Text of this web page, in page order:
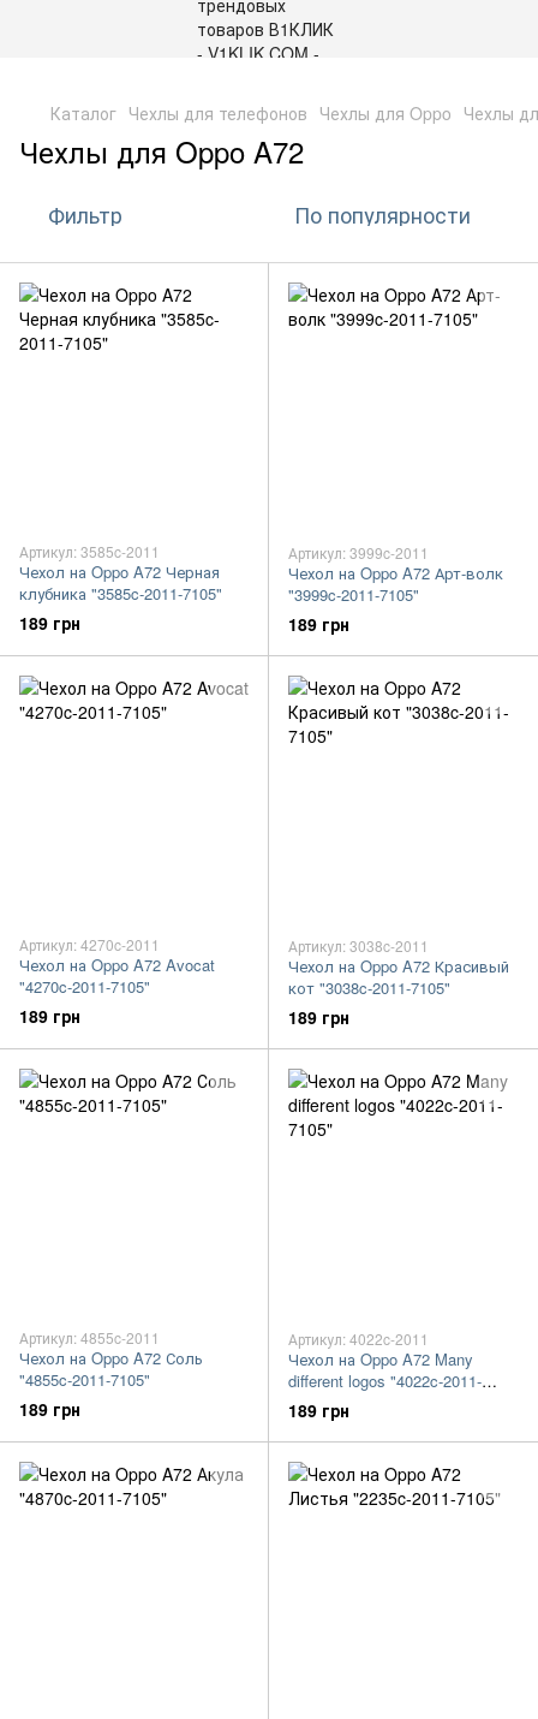
Каталог Чехлы для телефонов Чехлы для Oppo Чехлы
Чехлы для Oppo A72
Фильтр По популярности
Артикул: 3585c-2011
Чехол на Oppo A72 Черная
клубника "3585c-2011-7105"
189 грн
Артикул: 3999c-2011
Чехол на Oppo A72 Арт-волк
"3999c-2011-7105"
189 грн
Артикул: 4270c-2011
Чехол на Oppo A72 Avocat
"4270c-2011-7105"
189 грн
Артикул: 3038c-2011
Чехол на Oppo A72 Красивый
кот "3038c-2011-7105"
189 грн
Артикул: 4855c-2011
Чехол на Oppo A72 Соль
"4855c-2011-7105"
189 грн
Артикул: 4022c-2011
Чехол на Oppo A72 Many
different logos "4022c-2011-
7105"
189 грн